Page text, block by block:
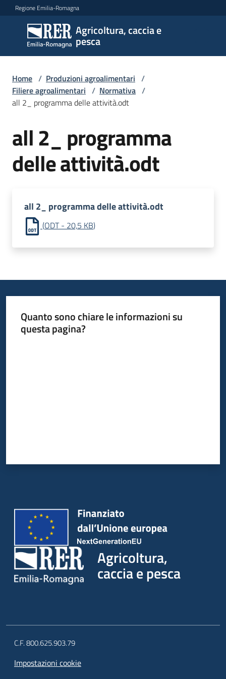
Vai al contenuto
Vai alla navigazione
Vai al footer
Regione Emilia-Romagna
Agricoltura, caccia e
pesca
Agricoltura,
caccia e
pesca
Argomenti
Novità
Leggi
bandi
Home / Produzioni agroalimentari /
Filiere agroalimentari / Normativa /
all 2_ programma delle attività.odt
all 2_ programma
delle attività.odt
all 2_ programma delle attività.odt
(ODT- 20,5 KB)
Quanto sono chiare le informazioni su
questa pagina?
Agricoltura,
caccia e pesca
C.F. 800.625.903.79
Impostazioni cookie